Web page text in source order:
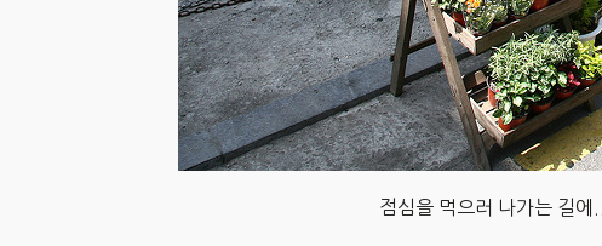
점심을 먹으러 나가는 길에..